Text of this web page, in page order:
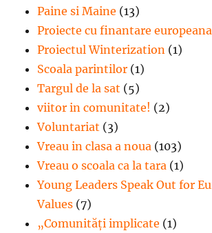
Paine si Maine (13)
Proiecte cu finantare europeana
Proiectul Winterization (1)
Scoala parintilor (1)
Targul de la sat (5)
viitor in comunitate! (2)
Voluntariat (3)
Vreau in clasa a noua (103)
Vreau o scoala ca la tara (1)
Young Leaders Speak Out for
Values (7)
„Comunități implicate (1)